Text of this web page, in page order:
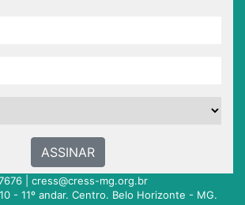
ASSINAR
| cress@cress-mg.org.br
- 11º andar. Centro. Belo Horizonte - MG.